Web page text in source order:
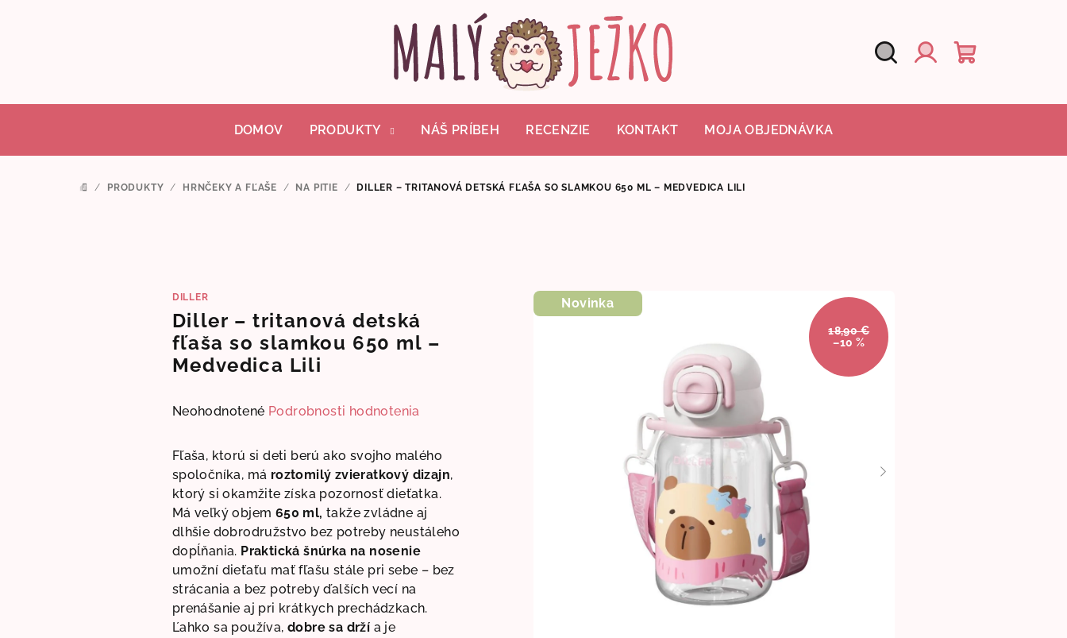
DOMOV PRODUKTY NÁŠ PRÍBEH RECENZIE KONTAKT MOJA OBJEDNÁVKA
DOMOV
/ PRODUKTY / HRNČEKY A FĽAŠE / NA PITIE / DILLER – TRITANOVÁ DETSKÁ FĽAŠA SO SLAMKOU 650 ML – MEDVEDICA LILI
DILLER
Diller – tritanová detská
fľaša so slamkou 650 ml –
Medvedica Lili
Priemerné
produktu
0,0
z
5
hviezdičiek.
Neohodnotené Podrobnosti hodnotenia
Fľaša, ktorú si deti berú ako svojho malého
spoločníka, má roztomilý zvieratkový dizajn,
ktorý si okamžite získa pozornosť dieťatka.
Má veľký objem 650 ml, takže zvládne aj
dlhšie dobrodružstvo bez potreby neustáleho
dopĺňania. Praktická šnúrka na nosenie
umožní dieťaťu mať fľašu stále pri sebe – bez
strácania a bez potreby ďalších vecí na
prenášanie aj pri krátkych prechádzkach.
Ľahko sa používa, dobre sa drží a je
Novinka
18,90 €
–10 %